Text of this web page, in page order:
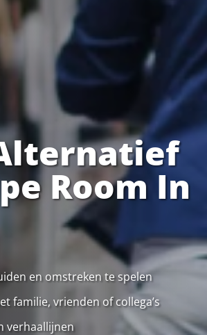
Room In
en omstreken te spelen
familie, vrienden of collega’s
verhaallijnen